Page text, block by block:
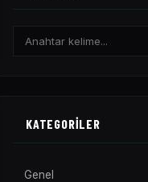
KATEGORILER
Genel